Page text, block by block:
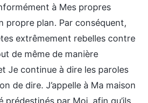
à Mes propres
propre plan. Par conséquent,
extrêmement rebelles contre
de même de manière
Je continue à dire les paroles
de dire. J’appelle à Ma maison
prédestinés par Moi, afin qu’ils